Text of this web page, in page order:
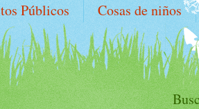
Públicos Cosas de niños